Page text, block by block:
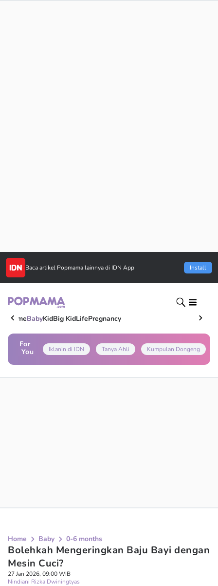
Baca artikel Popmama lainnya di IDN App Install
HomeBabyKidBig KidLifePregnancy
For
You
Iklanin di IDN Tanya Ahli Kumpulan Dongeng
Home Baby 0-6 months
Bolehkah Mengeringkan Baju Bayi dengan
Mesin Cuci?
27 Jan 2026, 09:00 WIB
Nindiani Rizka Dwiningtyas